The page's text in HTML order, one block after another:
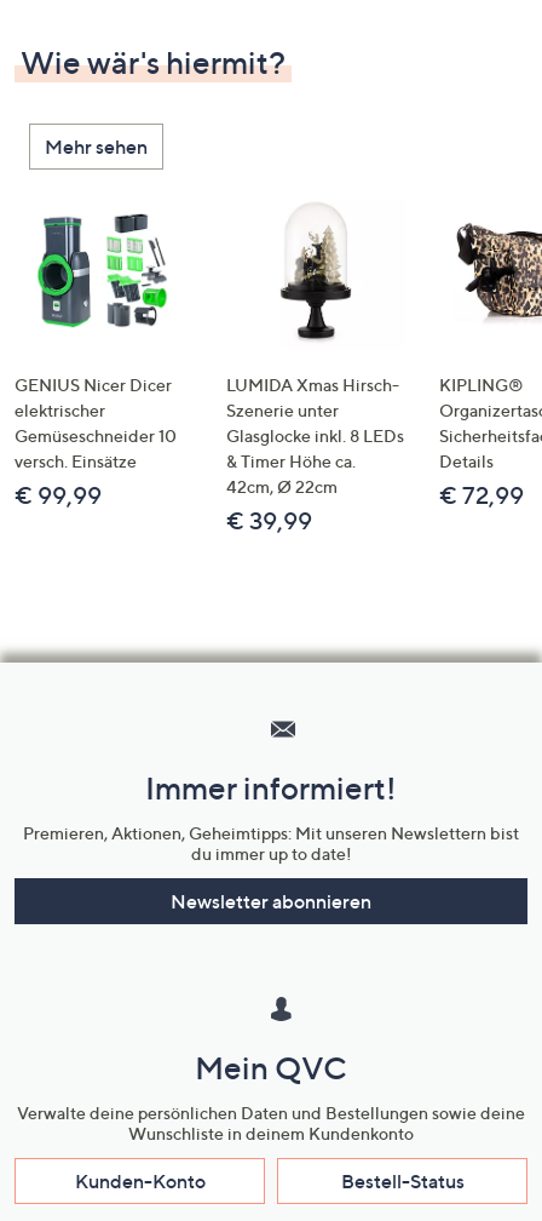
Wie wär's hiermit?
Mehr sehen
GENIUS Nicer Dicer
elektrischer
Gemüseschneider 10
versch. Einsätze
€ 99,99
LUMIDA Xmas Hirsch-
Szenerie unter
Glasglocke inkl. 8 LEDs
& Timer Höhe ca.
42cm, Ø 22cm
€ 39,99
KIPLING®
Details
€ 72,99
Unternehmensinformationen
Immer informiert!
Premieren, Aktionen, Geheimtipps: Mit unseren Newslettern bist
du immer up to date!
Newsletter abonnieren
Mein QVC
Verwalte deine persönlichen Daten und Bestellungen sowie deine
Wunschliste in deinem Kundenkonto
Kunden-Konto Bestell-Status